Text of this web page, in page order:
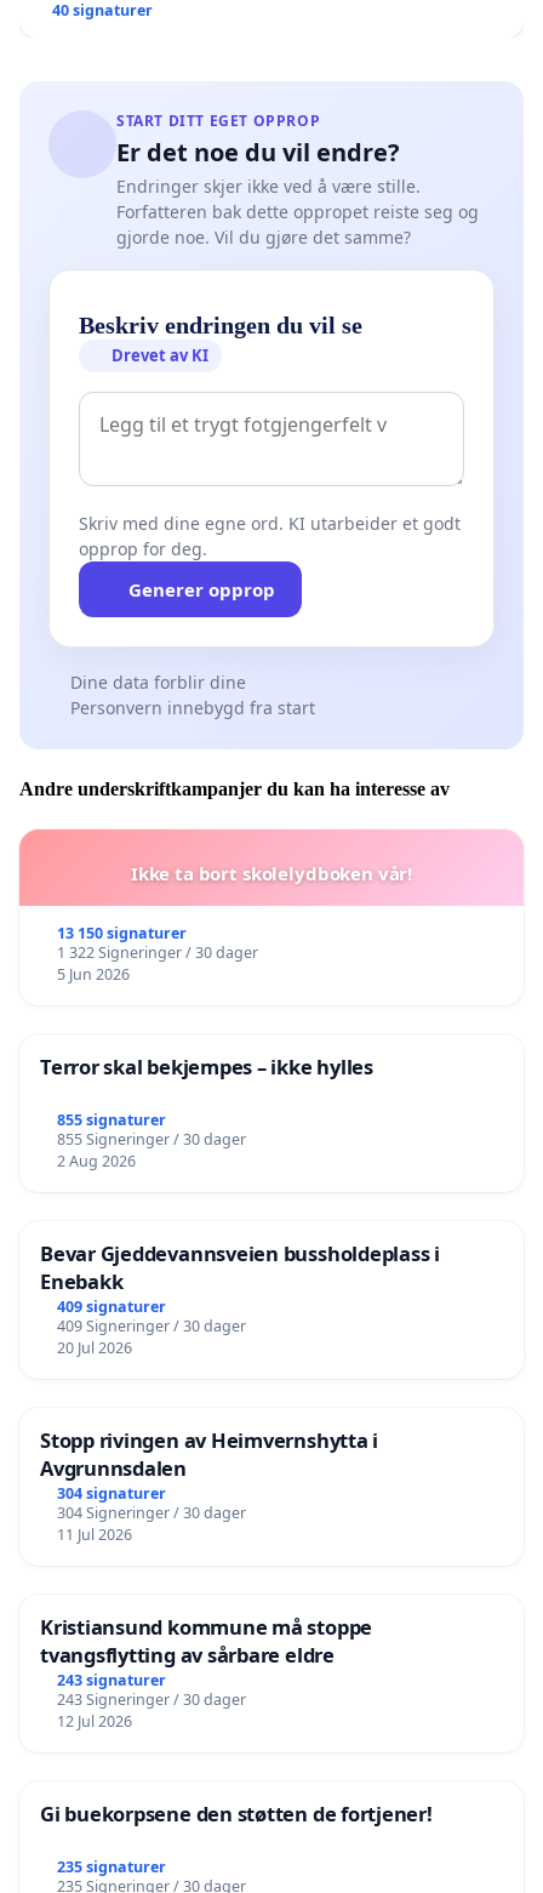
Victims
40 signaturer
START DITT EGET OPPROP
Er det noe du vil endre?
Endringer skjer ikke ved å være stille.
Forfatteren bak dette oppropet reiste seg og
gjorde noe. Vil du gjøre det samme?
Beskriv endringen du vil se
Drevet av KI
Skriv med dine egne ord. KI utarbeider et godt
opprop for deg.
Generer opprop
Dine data forblir dine
Personvern innebygd fra start
Andre underskriftkampanjer du kan ha interesse av
Ikke ta bort skolelydboken vår!
13 150 signaturer
1 322 Signeringer / 30 dager
5 Jun 2026
Terror skal bekjempes – ikke hylles
855 signaturer
855 Signeringer / 30 dager
2 Aug 2026
Bevar Gjeddevannsveien bussholdeplass i
Enebakk
409 signaturer
409 Signeringer / 30 dager
20 Jul 2026
Stopp rivingen av Heimvernshytta i
Avgrunnsdalen
304 signaturer
304 Signeringer / 30 dager
11 Jul 2026
Kristiansund kommune må stoppe
tvangsflytting av sårbare eldre
243 signaturer
243 Signeringer / 30 dager
12 Jul 2026
Gi buekorpsene den støtten de fortjener!
235 signaturer
235 Signeringer / 30 dager